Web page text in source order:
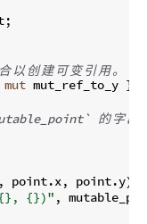
;
合 以 创建 可 变 引用。
mut mut_ref_to_y }
的 字段
, point.x, point.y)
{})" ,